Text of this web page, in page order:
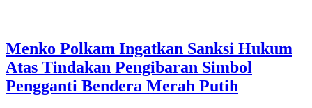
Menko Polkam Ingatkan Sanksi Hukum
Atas Tindakan Pengibaran Simbol
Pengganti Bendera Merah Putih